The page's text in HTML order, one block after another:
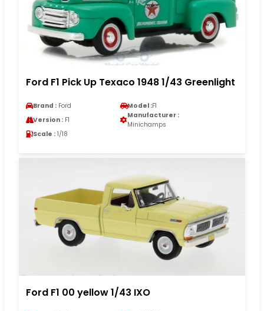
Ford F1 Pick Up Texaco 1948 1/43 Greenlight
Brand : Ford Model :F1
Version : F1
Manufacturer :
Minichamps
Scale : 1/18
Ford F1 00 yellow 1/43 IXO